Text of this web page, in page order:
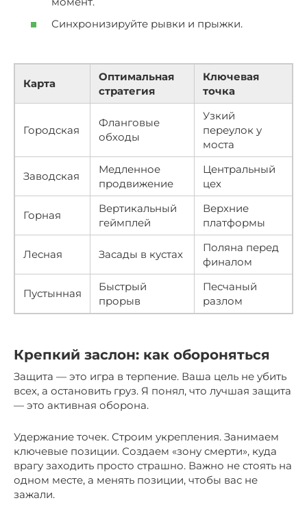
Синхронизируйте рывки и прыжки.
Карта
Оптимальная
стратегия
Ключевая
точка
Городская
Фланговые
обходы
Узкий
переулок у
моста
Заводская
Медленное
продвижение
Центральный
цех
Горная
Вертикальный
геймплей
Верхние
платформы
Лесная Засады в кустах
Поляна перед
финалом
Пустынная
Быстрый
прорыв
Песчаный
разлом
Крепкий заслон: как обороняться
Защита — это игра в терпение. Ваша цель не убить
всех, а остановить груз. Я понял, что лучшая защита
— это активная оборона.
Удержание точек. Строим укрепления. Занимаем
ключевые позиции. Создаем «зону смерти», куда
врагу заходить просто страшно. Важно не стоять на
одном месте, а менять позиции, чтобы вас не
зажали.